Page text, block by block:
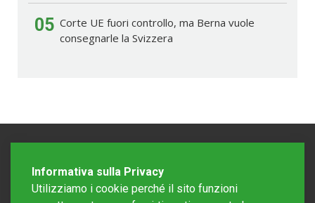
05 Corte UE fuori controllo, ma Berna vuole
consegnarle la Svizzera
Informativa sulla Privacy
Utilizziamo i cookie perché il sito funzioni